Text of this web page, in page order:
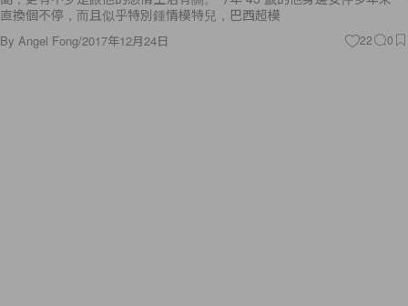
直換個不停，而且似乎特別鍾情模特兒，巴西超模
By Angel Fong/2017年12月24日 22 0